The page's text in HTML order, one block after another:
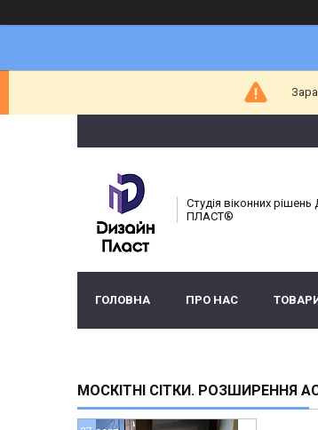
Студія віконних
ПЛАСТ®
ГОЛОВНА ПРО НАС
МОСКІТНІ СІТКИ. РОЗШИРЕННЯ